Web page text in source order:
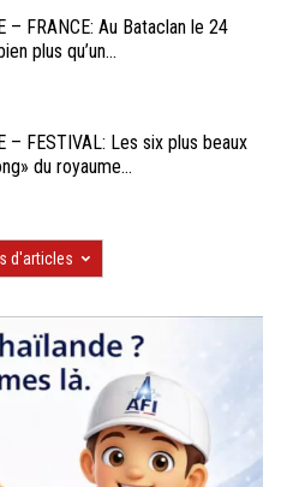
– FRANCE: Au Bataclan le 24
plus qu’un...
– FESTIVAL: Les six plus beaux
du royaume...
d'articles